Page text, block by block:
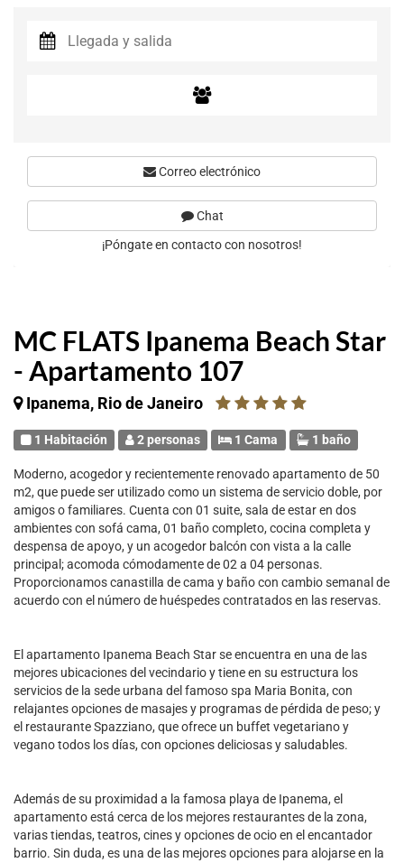
MC FLATS Ipanema Beach Star
- Apartamento 107
Ipanema, Rio de Janeiro
1 Habitación 2 personas 1 Cama 1 baño
Moderno, acogedor y recientemente renovado apartamento de 50
m2, que puede ser utilizado como un sistema de servicio doble, por
amigos o familiares. Cuenta con 01 suite, sala de estar en dos
ambientes con sofá cama, 01 baño completo, cocina completa y
despensa de apoyo, y un acogedor balcón con vista a la calle
principal; acomoda cómodamente de 02 a 04 personas.
Proporcionamos canastilla de cama y baño con cambio semanal de
acuerdo con el número de huéspedes contratados en las reservas.
El apartamento Ipanema Beach Star se encuentra en una de las
mejores ubicaciones del vecindario y tiene en su estructura los
servicios de la sede urbana del famoso spa Maria Bonita, con
relajantes opciones de masajes y programas de pérdida de peso; y
el restaurante Spazziano, que ofrece un buffet vegetariano y
vegano todos los días, con opciones deliciosas y saludables.
Además de su proximidad a la famosa playa de Ipanema, el
apartamento está cerca de los mejores restaurantes de la zona,
varias tiendas, teatros, cines y opciones de ocio en el encantador
barrio. Sin duda, es una de las mejores opciones para alojarse en la
Correo electrónico
Chat
¡Póngate en contacto con nosotros!